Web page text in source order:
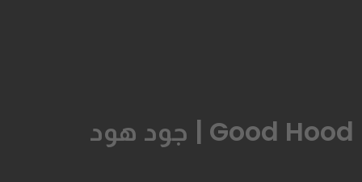
Good Hood | جود هود